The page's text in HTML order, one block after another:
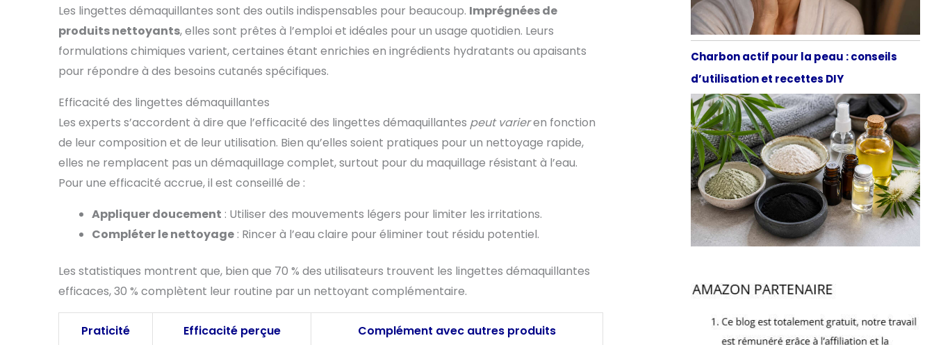
Les lingettes démaquillantes sont des outils indispensables pour beaucoup. Imprégnées de
produits nettoyants, elles sont prêtes à l’emploi et idéales pour un usage quotidien. Leurs
formulations chimiques varient, certaines étant enrichies en ingrédients hydratants ou apaisants
pour répondre à des besoins cutanés spécifiques.
Efficacité des lingettes démaquillantes
Les experts s’accordent à dire que l’efficacité des lingettes démaquillantes peut varieren fonction
de leur composition et de leur utilisation. Bien qu’elles soient pratiques pour un nettoyage rapide,
elles ne remplacent pas un démaquillage complet, surtout pour du maquillage résistant à l’eau.
Pour une efficacité accrue, il est conseillé de :
Appliquer doucement : Utiliser des mouvements légers pour limiter les irritations.
Compléter le nettoyage : Rincer à l’eau claire pour éliminer tout résidu potentiel.
Les statistiques montrent que, bien que 70 % des utilisateurs trouvent les lingettes démaquillantes
efficaces, 30 % complètent leur routine par un nettoyant complémentaire.
Praticité Efficacité perçue Complément avec autres produits
Charbon actif pour la peau : conseils
d’utilisation et recettes DIY